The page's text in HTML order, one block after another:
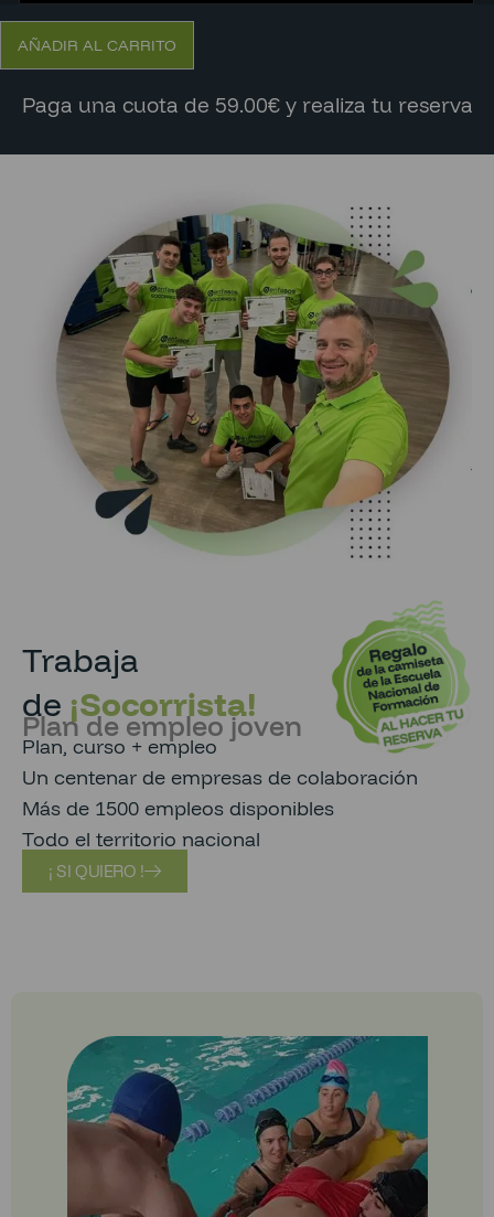
AÑADIR AL CARRITO
Paga una cuota de 59.00€ y realiza tu reserva
Trabaja
de ¡Socorrista!
Plan de empleo joven
Plan, curso + empleo
Un centenar de empresas de colaboración
Más de 1500 empleos disponibles
Todo el territorio nacional
¡ SI QUIERO !